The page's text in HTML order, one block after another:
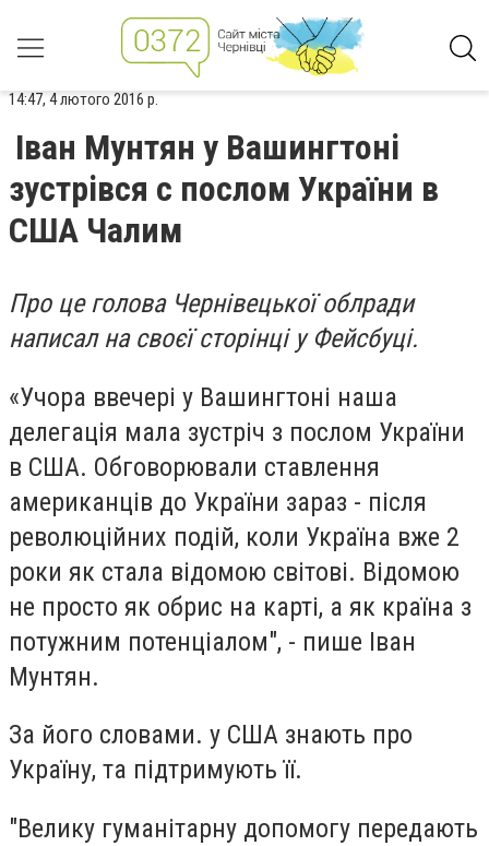
14:47, 4 лютого 2016 р.
Іван Мунтян у Вашингтоні
зустрівся с послом України в
США Чалим
Про це голова Чернівецької облради
написал на своєї сторінці у Фейсбуці.
«Учора ввечері у Вашингтоні наша
делегація мала зустріч з послом України
в США. Обговорювали ставлення
американців до України зараз - після
революційних подій, коли Україна вже 2
роки як стала відомою світові. Відомою
не просто як обрис на карті, а як країна з
потужним потенціалом", - пише Іван
Мунтян.
За його словами. у США знають про
Україну, та підтримують її.
"Велику гуманітарну допомогу передають